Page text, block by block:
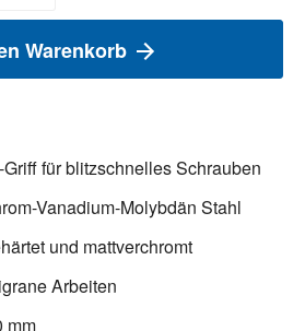
Warenkorb
für blitzschnelles Schrauben
Vanadium-Molybdän Stahl
und mattverchromt
Arbeiten
mm